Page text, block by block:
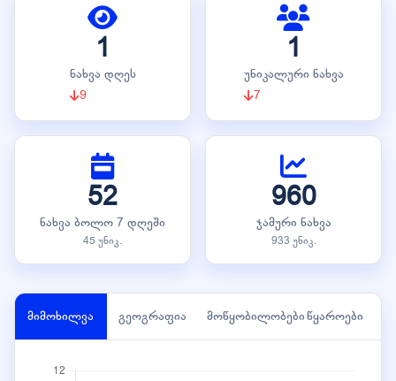
1
ნახვა დღეს
9
1
უნიკალური ნახვა
7
52
ნახვა ბოლო 7 დღეში
45 უნიკ.
960
ჯამური ნახვა
933 უნიკ.
მიმოხილვა გეოგრაფია მოწყობილობებიწყაროები